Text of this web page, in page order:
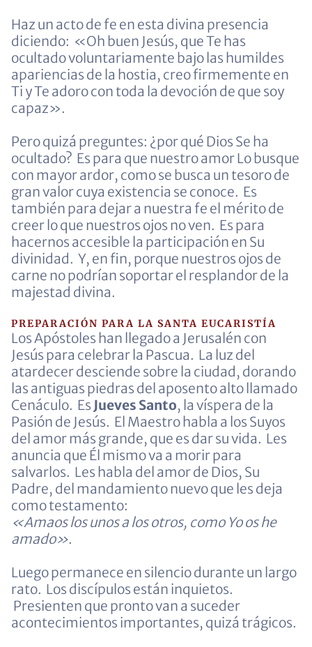
Haz un acto de fe en esta divina presencia
diciendo: «Oh buen Jesús, que Te has
ocultado voluntariamente bajo las humildes
apariencias de la hostia, creo firmemente en
Ti y Te adoro con toda la devoción de que soy
capaz».
Pero quizá preguntes: ¿por qué Dios Se ha
ocultado? Es para que nuestro amor Lo busque
con mayor ardor, como se busca un tesoro de
gran valor cuya existencia se conoce. Es
también para dejar a nuestra fe el mérito de
creer lo que nuestros ojos no ven. Es para
hacernos accesible la participación en Su
divinidad. Y, en fin, porque nuestros ojos de
carne no podrían soportar el resplandor de la
majestad divina.
PREPARACIÓN PARA LA SANTA EUCARISTÍA
Los Apóstoles han llegado a Jerusalén con
Jesús para celebrar la Pascua. La luz del
atardecer desciende sobre la ciudad, dorando
las antiguas piedras del aposento alto llamado
Cenáculo. Es Jueves Santo, la víspera de la
Pasión de Jesús. El Maestro habla a los Suyos
del amor más grande, que es dar su vida. Les
anuncia que Él mismo va a morir para
salvarlos. Les habla del amor de Dios, Su
Padre, del mandamiento nuevo que les deja
como testamento:
«Amaos los unos a los otros, como Yo os he
amado».
Luego permanece en silencio durante un largo
rato. Los discípulos están inquietos.
Presienten que pronto van a suceder
acontecimientos importantes, quizá trágicos.